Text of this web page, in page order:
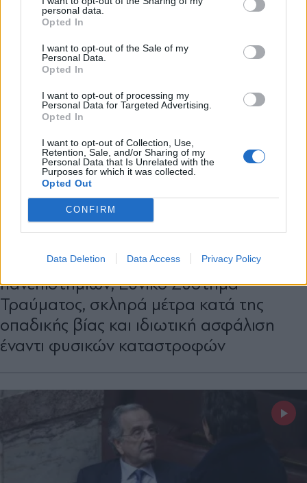
personal data.
Opted In
I want to opt-out of the Sale of my
Personal Data.
Opted In
I want to opt-out of processing my
Personal Data for Targeted Advertising.
Opted In
I want to opt-out of Collection, Use,
Retention, Sale, and/or Sharing of my
Personal Data that Is Unrelated with the
Purposes for which it was collected.
Opted Out
CONFIRM
Data Deletion Data Access Privacy Policy
ΠΟΛΙΤΙΚΗ 20.12.2023 06:18
ΚΩΣΤΑΣ ΠΑΠΑΧΛΙΜΙΝΤΖΟΣ
Συμβούλιο: Θεσμοθέτηση ιδιωτικών
πανεπιστημίων, Εθνικό Σύστημα
Τραύματος, σκληρά μέτρα κατά της
οπαδικής βίας και ιδιωτική ασφάλιση
έναντι φυσικών καταστροφών
Αποδέχομαι τους
και την πολιτική απορρήτου
X